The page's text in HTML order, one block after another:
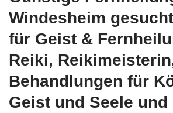
Windesheim
für Geist &
Reiki,
Behandlungen für
Geist und Seele